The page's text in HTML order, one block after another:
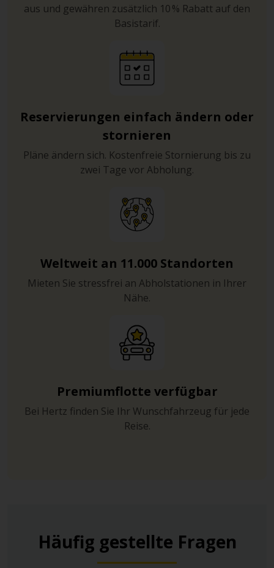
aus und gewähren zusätzlich 10 % Rabatt auf den
Basistarif.
Reservierungen einfach ändern oder
stornieren
Pläne ändern sich. Kostenfreie Stornierung bis zu
zwei Tage vor Abholung.
Weltweit an 11.000 Standorten
Mieten Sie stressfrei an Abholstationen in Ihrer
Nähe.
Premiumflotte verfügbar
Bei Hertz finden Sie Ihr Wunschfahrzeug für jede
Reise.
Häufig gestellte Fragen